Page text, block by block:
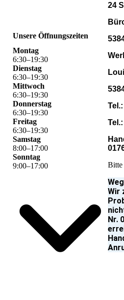
Unsere Öffnungszeiten
Montag
6:30–19:30
Dienstag
6:30–19:30
Mittwoch
6:30–19:30
Donnerstag
6:30–19:30
Freitag
6:30–19:30
Samstag
8:00–17:00
Sonntag
9:00–17:00
24
Bitte
Wir
Nr.